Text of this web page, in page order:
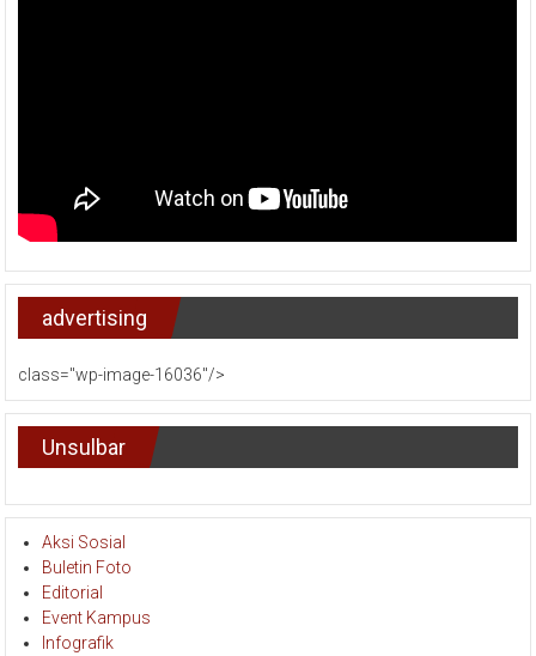
advertising
class="wp-image-16036"/>
Unsulbar
Aksi Sosial
Buletin Foto
Editorial
Event Kampus
Infografik